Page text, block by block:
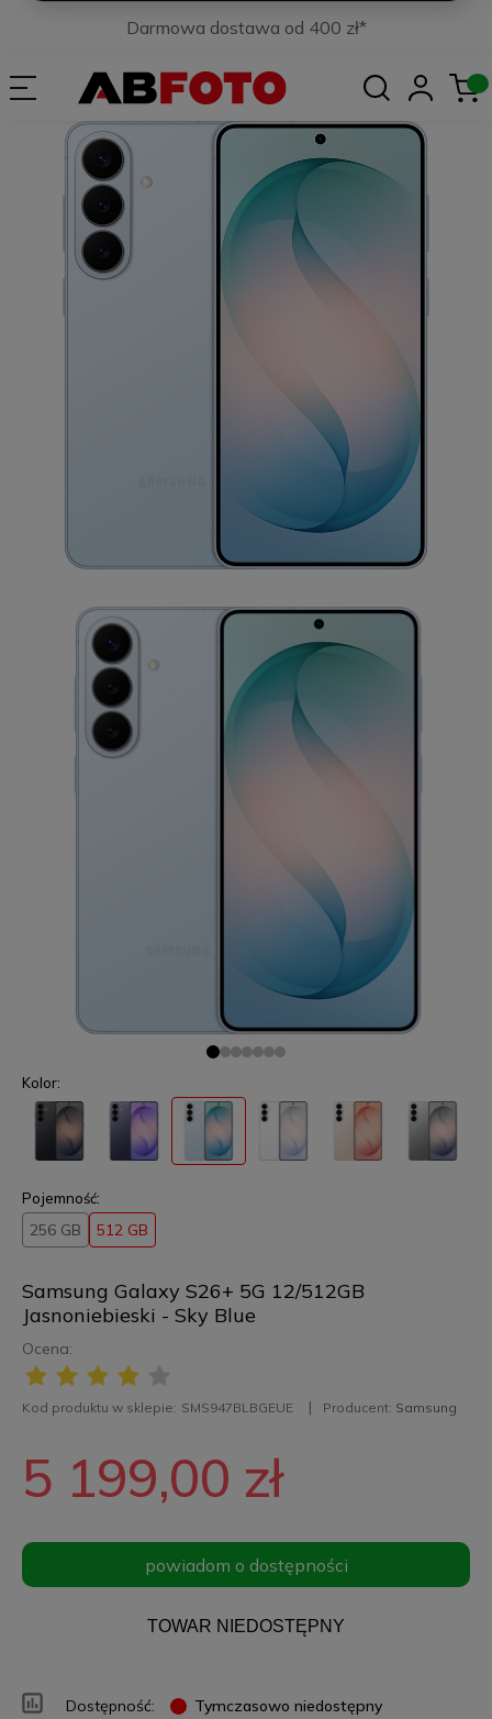
Darmowa dostawa od 400 zł*
Samsung Galaxy S26+ 5G 12/512GB
Jasnoniebieski - Sky Blue
Ocena:
Kod produktu w sklepie: SMS947BLBGEUE Producent: Samsung
Kolor:
Pojemność:
256 GB 512 GB
5 199,00 zł
powiadom o dostępności
TOWAR NIEDOSTĘPNY
Dostępność: Tymczasowo niedostępny